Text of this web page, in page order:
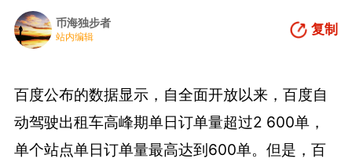
币海独步者
站内编辑 复制
百度公布的数据显示，自全面开放以来，百度自
动驾驶出租车高峰期单日订单量超过2 600单，
单个站点单日订单量最高达到600单。但是，百